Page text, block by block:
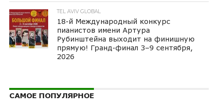
TEL AVIV GLOBAL
18-й Международный конкурс
пианистов имени Артура
Рубинштейна выходит на финишную
прямую! Гранд-финал 3–9 сентября,
2026
САМОЕ ПОПУЛЯРНОЕ